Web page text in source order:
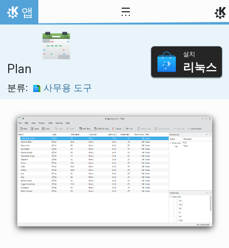
내용으로 이동
홈
앱
Plan
분류: 사무용 도구
설치
리눅스